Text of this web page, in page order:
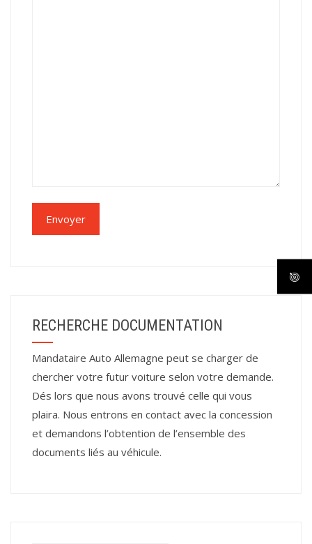
RECHERCHE DOCUMENTATION
Mandataire Auto Allemagne peut se charger de
chercher votre futur voiture selon votre demande.
Dés lors que nous avons trouvé celle qui vous
plaira. Nous entrons en contact avec la concession
et demandons l’obtention de l’ensemble des
documents liés au véhicule.